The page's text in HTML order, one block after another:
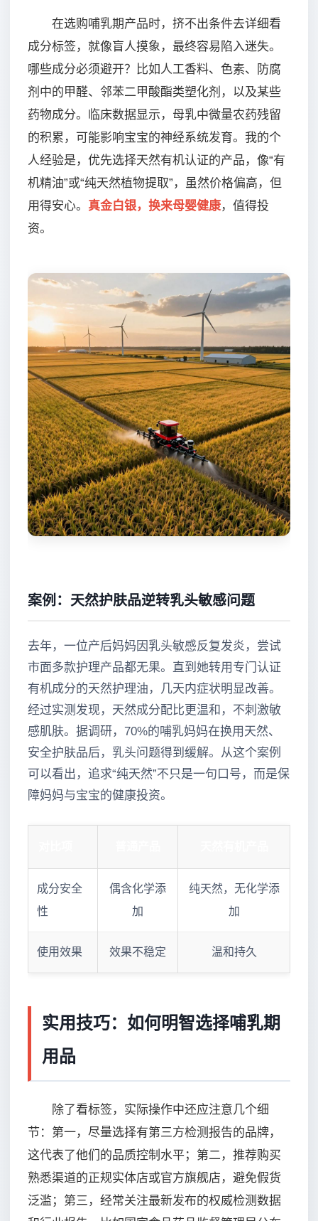
在选购哺乳期产品时，挤不出条件去详细看
成分标签，就像盲人摸象，最终容易陷入迷失。
哪些成分必须避开？比如人工香料、色素、防腐
剂中的甲醛、邻苯二甲酸酯类塑化剂，以及某些
药物成分。临床数据显示，母乳中微量农药残留
的积累，可能影响宝宝的神经系统发育。我的个
人经验是，优先选择天然有机认证的产品，像“有
机精油”或“纯天然植物提取”，虽然价格偏高，但
用得安心。 真金白银，换来母婴健康，值得投
资。
案例：天然护肤品逆转乳头敏感问题
去年，一位产后妈妈因乳头敏感反复发炎，尝试
市面多款护理产品都无果。直到她转用专门认证
有机成分的天然护理油，几天内症状明显改善。
经过实测发现，天然成分配比更温和，不刺激敏
感肌肤。据调研，70%的哺乳妈妈在换用天然、
安全护肤品后，乳头问题得到缓解。从这个案例
可以看出，追求“纯天然”不只是一句口号，而是保
障妈妈与宝宝的健康投资。
成分安全
性
偶含化学添
加
纯天然，无化学添
加
使用效果 效果不稳定 温和持久
实用技巧：如何明智选择哺乳期
用品
除了看标签，实际操作中还应注意几个细
节：第一，尽量选择有第三方检测报告的品牌，
这代表了他们的品质控制水平；第二，推荐购买
熟悉渠道的正规实体店或官方旗舰店，避免假货
泛滥；第三，经常关注最新发布的权威检测数据